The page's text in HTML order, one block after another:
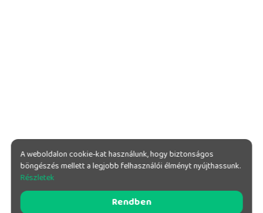
A weboldalon cookie-kat használunk, hogy biztonságos
böngészés mellett a legjobb felhasználói élményt nyújthassunk.
Részletek
Rendben